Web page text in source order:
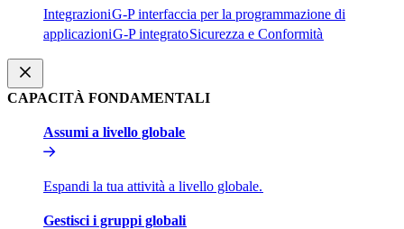
Integrazioni​​G-P interfaccia per la programmazione di
applicazioni​​G-P integrato​​Sicurezza e Conformità​​
CAPACITÀ FONDAMENTALI​​
Assumi a livello globale​​
Espandi la tua attività a livello globale.​​
Gestisci i gruppi globali​​